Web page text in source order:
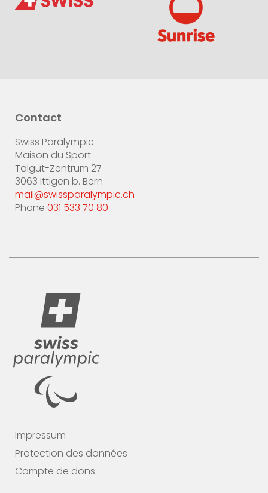
Contact
Swiss Paralympic
Maison du Sport
Talgut-Zentrum 27
3063 Ittigen b. Bern
mail@swissparalympic.ch
Phone 031 533 70 80
Impressum
Protection des données
Compte de dons